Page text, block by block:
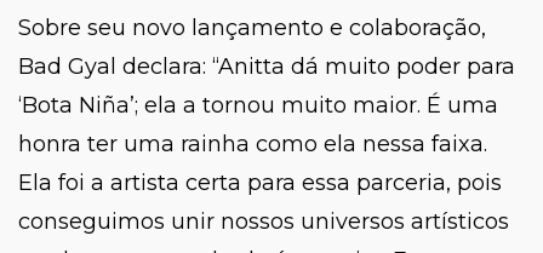
Sobre seu novo lançamento e colaboração,
Bad Gyal declara: “Anitta dá muito poder para
‘Bota Niña’; ela a tornou muito maior. É uma
honra ter uma rainha como ela nessa faixa.
Ela foi a artista certa para essa parceria, pois
conseguimos unir nossos universos artísticos